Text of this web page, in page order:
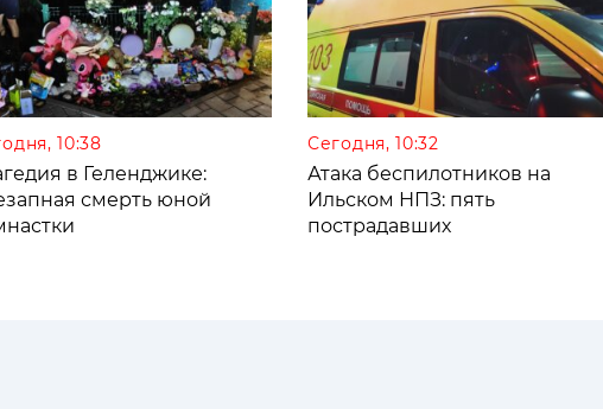
10:38
в Геленджике:
смерть юной
Сегодня, 10:32
Атака беспилотников на
Ильском НПЗ: пять
пострадавших